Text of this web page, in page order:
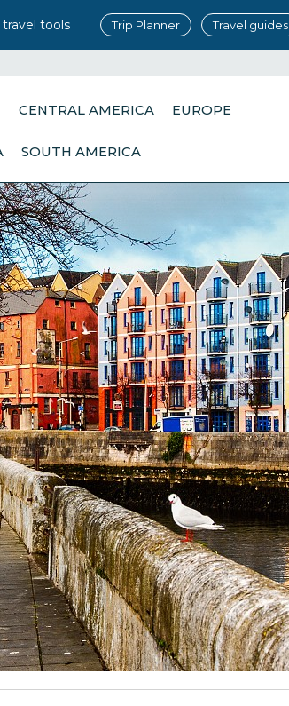
tools Trip Planner Travel guides
CENTRAL AMERICA EUROPE
SOUTH AMERICA